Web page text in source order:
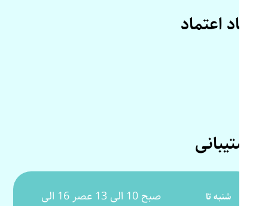
نماد اعتماد
پشتیبانی
شنبه تا
صبح 10 الی 13 عصر 16 الی